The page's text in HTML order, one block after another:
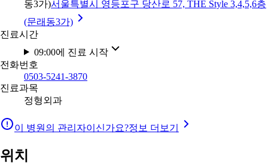
동3가)서울특별시 영등포구 당산로 57, THE Style 3,4,5,6층
(문래동3가)
진료시간
09:00에 진료 시작
전화번호
0503-5241-3870
진료과목
정형외과
이 병원의 관리자이신가요?정보 더보기
위치